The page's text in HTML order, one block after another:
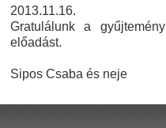
2013.11.16.
Gratulálunk a
előadást.
Sipos Csaba és neje